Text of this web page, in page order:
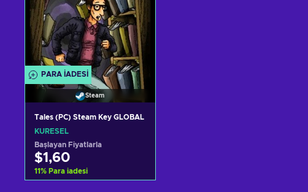
PARA IADESI
Steam
Tales (PC) Steam Key GLOBAL
KÜRESEL
Başlayan Fiyatlarla
$1,60
11% Para iadesi